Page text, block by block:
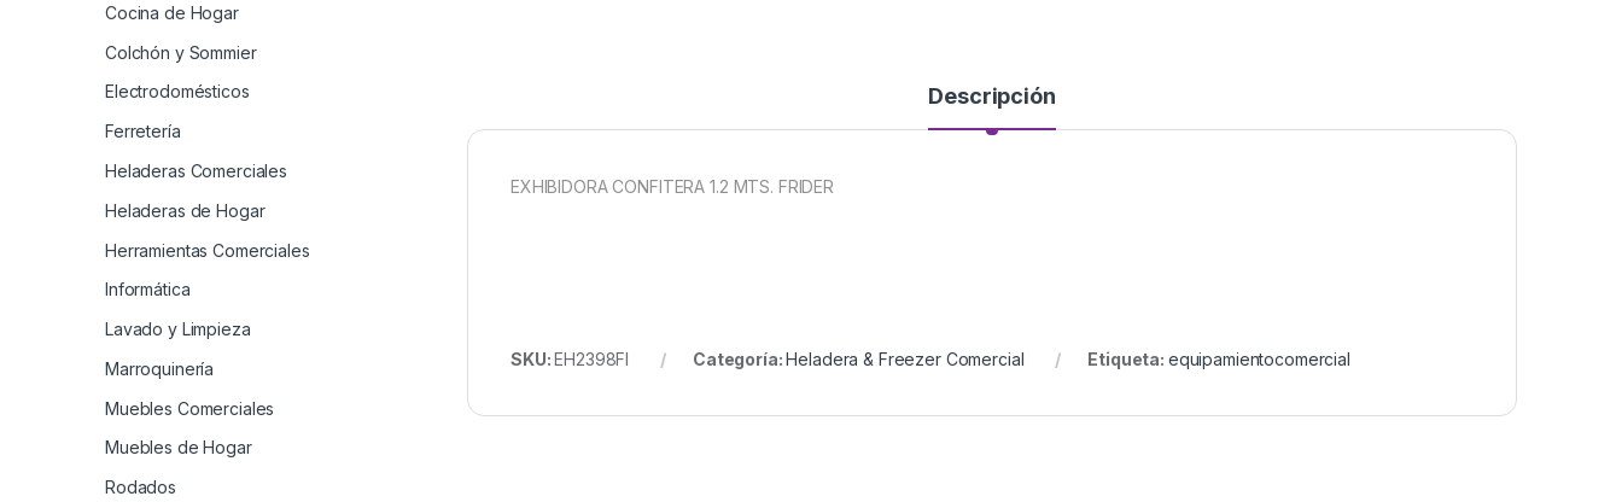
Descripción
EXHIBIDORA CONFITERA 1.2 MTS. FRIDER
SKU:EH2398FI Categoría:Heladera & Freezer Comercial Etiqueta: equipamientocomercial
Cocina de Hogar
Colchón y Sommier
Electrodomésticos
Ferretería
Heladeras Comerciales
Heladeras de Hogar
Herramientas Comerciales
Informática
Lavado y Limpieza
Marroquinería
Muebles Comerciales
Muebles de Hogar
Rodados